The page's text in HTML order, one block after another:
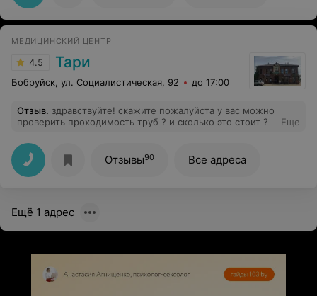
МЕДИЦИНСКИЙ ЦЕНТР
4.5 Тари
Бобруйск, ул. Социалистическая, 92 до 17:00
Отзыв. здравствуйте! скажите пожалуйста у вас можно
проверить проходимость труб ? и сколько это стоит ?
Еще
Отзывы90 Все адреса
Ещё 1 адрес